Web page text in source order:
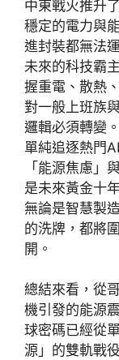
中東戰火推升
穩定的電力與
進封裝都無法
未來的科技霸
握重電、散熱
對一般上班族
邏輯必須轉變。
單純追逐熱門
「能源焦慮」
是未來黃金十
無論是智慧製
的洗牌，都將
開。
總結來看，從
機引發的能源
球密碼已經從
源」的雙軌戰